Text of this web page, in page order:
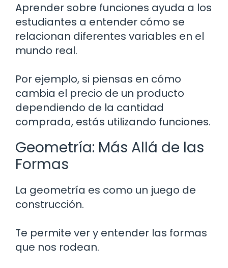
Aprender sobre funciones ayuda a los
estudiantes a entender cómo se
relacionan diferentes variables en el
mundo real.
Por ejemplo, si piensas en cómo
cambia el precio de un producto
dependiendo de la cantidad
comprada, estás utilizando funciones.
Geometría: Más Allá de las
Formas
La geometría es como un juego de
construcción.
Te permite ver y entender las formas
que nos rodean.